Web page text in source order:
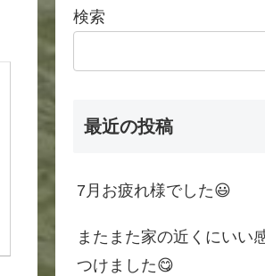
検索
最近の投稿
7月お疲れ様でした😃
またまた家の近くにいい
つけました😋